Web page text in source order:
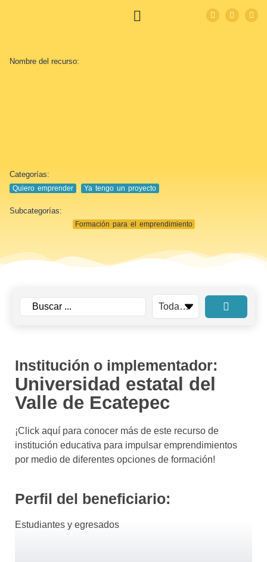
Nombre del recurso:
Categorías:
Quiero emprender Ya tengo un proyecto
Subcategorías:
Formación para el emprendimiento
Institución o implementador:
Universidad estatal del
Valle de Ecatepec
¡Click aquí para conocer más de este recurso de
institución educativa para impulsar emprendimientos
por medio de diferentes opciones de formación!
Perfil del beneficiario:
Estudiantes y egresados